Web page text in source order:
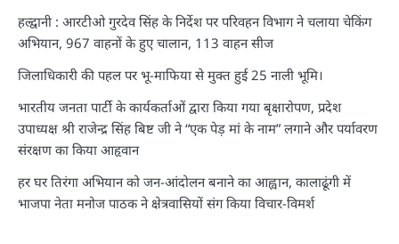
हल्द्वानी : आरटीओ गुरदेव सिंह के निर्देश पर परिवहन विभाग ने चलाया चेकिंग
अभियान, 967 वाहनों के हुए चालान, 113 वाहन सीज
जिलाधिकारी की पहल पर भू-माफिया से मुक्त हुई 25 नाली भूमि।
भारतीय जनता पार्टी के कार्यकर्ताओं द्वारा किया गया बृक्षारोपण, प्रदेश
उपाध्यक्ष श्री राजेन्द्र सिंह बिष्ट जी ने “एक पेड़ मां के नाम” लगाने और पर्यावरण
संरक्षण का किया आहृवान
हर घर तिरंगा अभियान को जन-आंदोलन बनाने का आह्वान, कालाढूंगी में
भाजपा नेता मनोज पाठक ने क्षेत्रवासियों संग किया विचार-विमर्श